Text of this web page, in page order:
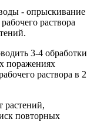
- опрыскивание
раствора
3-4 обработки
поражениях
раствора в 2
растений,
повторных